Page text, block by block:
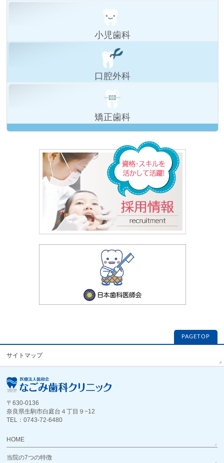
小児歯科
口腔外科
矯正歯科
PAGETOP
サイトマップ
〒630-0136
奈良県生駒市白庭台４丁目９−12
TEL：0743-72-6480
HOME
当院の7つの特徴